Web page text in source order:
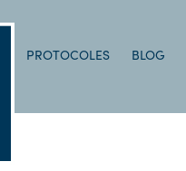
PROTOCOLES BLOG